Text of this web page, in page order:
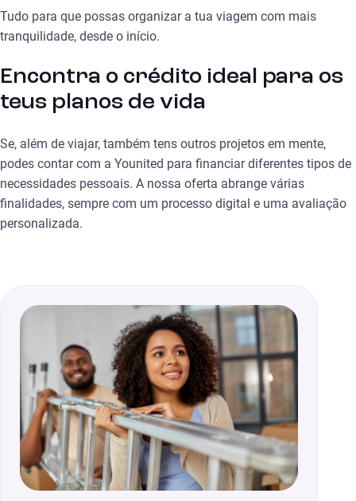
Tudo para que possas organizar a tua viagem com mais
tranquilidade, desde o início.
Encontra o crédito ideal para os
teus planos de vida
Se, além de viajar, também tens outros projetos em mente,
podes contar com a Younited para financiar diferentes tipos de
necessidades pessoais. A nossa oferta abrange várias
finalidades, sempre com um processo digital e uma avaliação
personalizada.